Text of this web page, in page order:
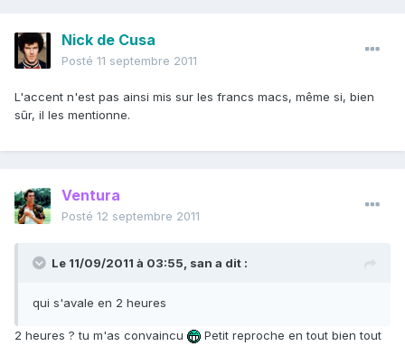
Nick de Cusa
Posté 11 septembre 2011
L'accent n'est pas ainsi mis sur les francs macs, même si, bien
sûr, il les mentionne.
Ventura
Posté 12 septembre 2011
Le 11/09/2011 à 03:55, san a dit :
qui s'avale en 2 heures
2 heures ? tu m'as convaincu
Petit reproche en tout bien tout